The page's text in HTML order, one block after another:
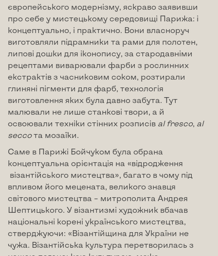
європейського модернізму, яскраво заявивши
про себе у мистецькому середовищі Парижа: і
концептуально, і практично. Вони власноруч
виготовляли підрамники та рами для полотен,
липові дошки для іконопису, за стародавніми
рецептами виварювали фарби з рослинних
екстрактів з часниковим соком, розтирали
глиняні пігменти для фарб, технологія
виготовлення яких була давно забута. Тут
малювали не лише станкові твори, а й
освоювали техніки стінних розписів al fresco, al
seccoта мозаїки.
Саме в Парижі Бойчуком була обрана
концептуальна орієнтація на «відродження
візантійського мистецтва», багато в чому під
впливом його мецената, великого знавця
світового мистецтва – митрополита Андрея
Шептицького. У візантизмі художник вбачав
національні корені українського мистецтва,
стверджуючи: «Візантійщина для України не
чужа. Візантійська культура перетворилась з